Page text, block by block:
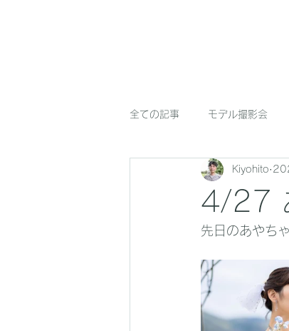
全ての記事 モデル撮影会
4/27
Kiyohito
先日のあやち